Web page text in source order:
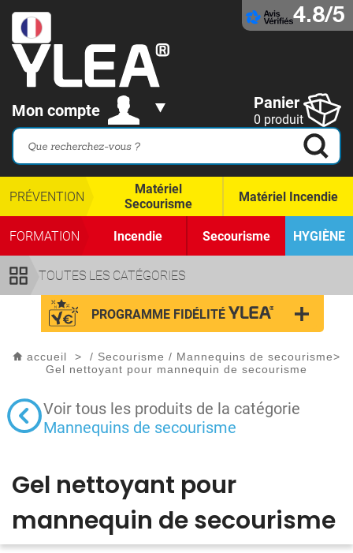
4.8/5
Mon compte Panier
0 produit
TOUTES LES CATÉGORIES
PRÉVENTION
Matériel
Secourisme
Matériel Incendie
FORMATION Incendie Secourisme HYGIÈNE
PROGRAMME FIDÉLITÉ
accueil > / Secourisme / Mannequins de secourisme>
Gel nettoyant pour mannequin de secourisme
Voir tous les produits de la catégorie
Mannequins de secourisme
Gel nettoyant pour
mannequin de secourisme